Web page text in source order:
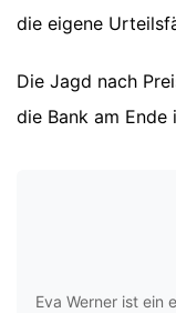
die eigene
Die Jagd nach
die Bank am Ende
Eva Werner ist ein